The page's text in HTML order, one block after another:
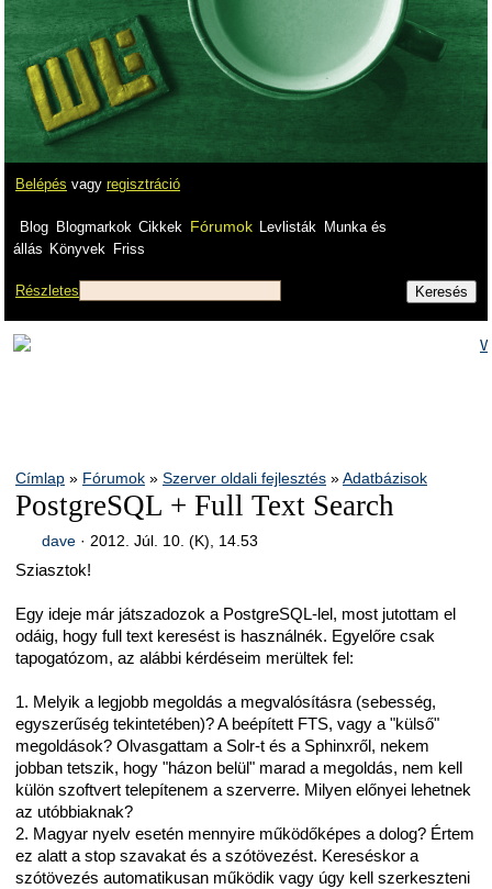
Belépés vagy regisztráció
Blog Blogmarkok Cikkek Fórumok Levlisták
Munka és
állás Könyvek Friss
Részletes
Címlap » Fórumok » Szerver oldali fejlesztés »Adatbázisok
PostgreSQL + Full Text Search
dave· 2012. Júl. 10. (K), 14.53
Sziasztok!
Egy ideje már játszadozok a PostgreSQL-lel, most jutottam el
odáig, hogy full text keresést is használnék. Egyelőre csak
tapogatózom, az alábbi kérdéseim merültek fel:
1. Melyik a legjobb megoldás a megvalósításra (sebesség,
egyszerűség tekintetében)? A beépített FTS, vagy a "külső"
megoldások? Olvasgattam a Solr-t és a Sphinxről, nekem
jobban tetszik, hogy "házon belül" marad a megoldás, nem kell
külön szoftvert telepítenem a szerverre. Milyen előnyei lehetnek
az utóbbiaknak?
2. Magyar nyelv esetén mennyire működőképes a dolog? Értem
ez alatt a stop szavakat és a szótövezést. Kereséskor a
szótövezés automatikusan működik vagy úgy kell szerkeszteni